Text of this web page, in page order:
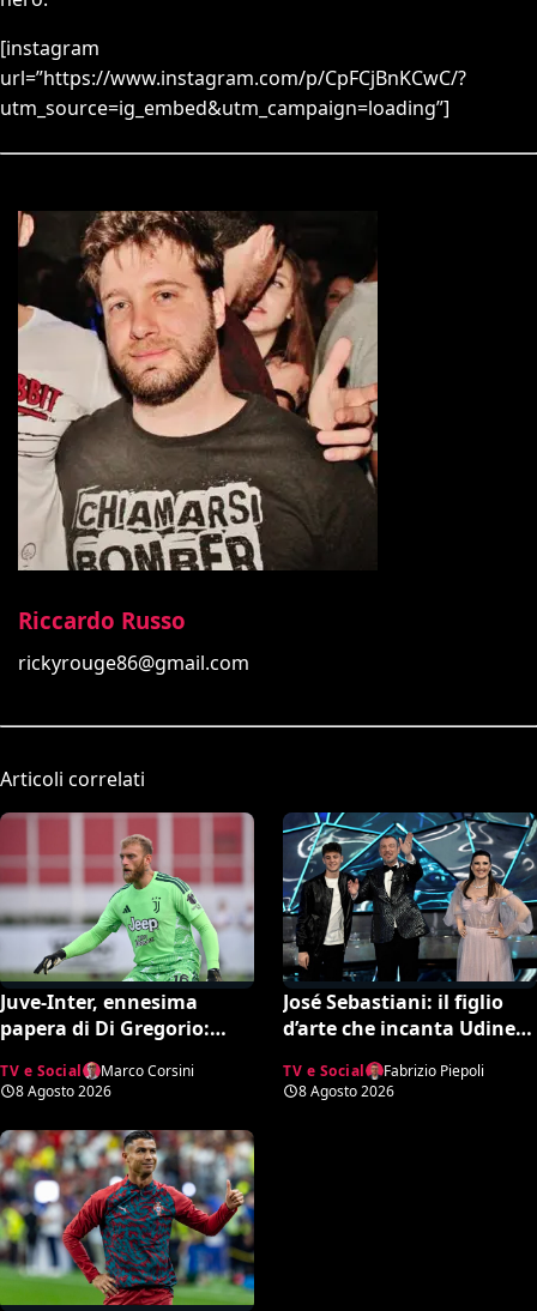
[instagram
url=”https://www.instagram.com/p/CpFCjBnKCwC/?
utm_source=ig_embed&utm_campaign=loading”]
Riccardo Russo
rickyrouge86@gmail.com
Articoli correlati
Juve-Inter, ennesima
papera di Di Gregorio:
web chiede un nuovo
portiere
TV e Social
Marco Corsini
8 Agosto 2026
José Sebastiani: il figlio
d’arte che incanta Udine.
Festival di Sanremo, ora
sogna il debutto in Serie A
TV e Social
Fabrizio Piepoli
8 Agosto 2026